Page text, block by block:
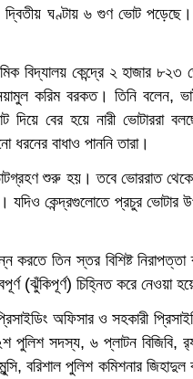
দ্বিতীয় ঘণ্টায় ৬ গুণ ভোট
বিদ্যালয় কেন্দ্রে ২ হাজার
করিম বরকত। তিনি বলেন,
বের হয়ে নারী ভোটাররা
বাধাও পাননি তারা।
শুরু হয়। তবে ভোররাত
যদিও কেন্দ্রগুলোতে প্রচুর ভোটার
করতে তিন স্তর বিশিষ্ট
(ঝুঁকিপূর্ণ) চিহ্নিত করে নেওয়া
অফিসার ও সহকারী
সদস্য, ৬ প্লাটন বিজিবি,
মুন্সি, বরিশাল পুলিশ কমিশনার